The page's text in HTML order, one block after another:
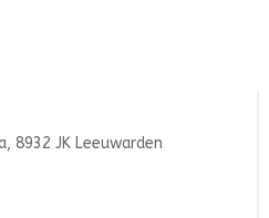
8932 JK Leeuwarden